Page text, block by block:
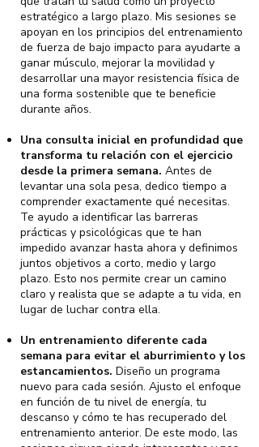
estratégico a largo plazo. Mis sesiones se
apoyan en los principios del entrenamiento
de fuerza de bajo impacto para ayudarte a
ganar músculo, mejorar la movilidad y
desarrollar una mayor resistencia física de
una forma sostenible que te beneficie
durante años.
Una consulta inicial en profundidad que
transforma tu relación con el ejercicio
desde la primera semana. Antes de
levantar una sola pesa, dedico tiempo a
comprender exactamente qué necesitas.
Te ayudo a identificar las barreras
prácticas y psicológicas que te han
impedido avanzar hasta ahora y definimos
juntos objetivos a corto, medio y largo
plazo. Esto nos permite crear un camino
claro y realista que se adapte a tu vida, en
lugar de luchar contra ella.
Un entrenamiento diferente cada
semana para evitar el aburrimiento y los
estancamientos. Diseño un programa
nuevo para cada sesión. Ajusto el enfoque
en función de tu nivel de energía, tu
descanso y cómo te has recuperado del
entrenamiento anterior. De este modo, las